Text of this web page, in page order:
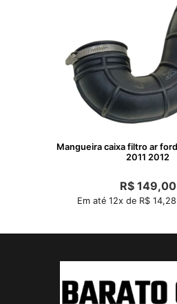
Mangueira caixa filtro ar
2011 2012
R$149,00
Em até 12x de R$